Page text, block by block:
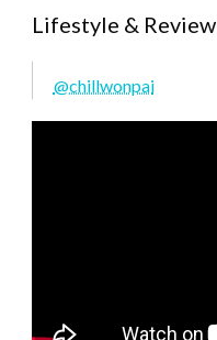
Lifestyle & Review
@chillwonpai